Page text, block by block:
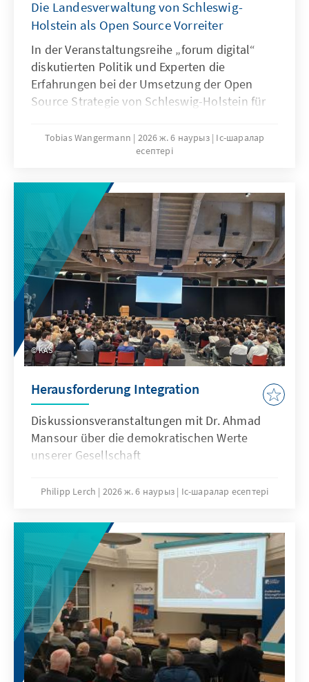
Die Landesverwaltung von Schleswig-
Holstein als Open Source Vorreiter
In der Veranstaltungsreihe „forum digital“
diskutierten Politik und Experten die
Erfahrungen bei der Umsetzung der Open
Source Strategie von Schleswig-Holstein für
an eine Digitale Souveränität und zeigten die
Vorteile für den Wirtschaftsstandort.
Tobias Wangermann 2026 ж. 6 наурыз Іс-шаралар
есептері
KAS
Herausforderung Integration
Diskussionsveranstaltungen mit Dr. Ahmad
Mansour über die demokratischen Werte
unserer Gesellschaft
Philipp Lerch 2026 ж. 6 наурыз Іс-шаралар есептері